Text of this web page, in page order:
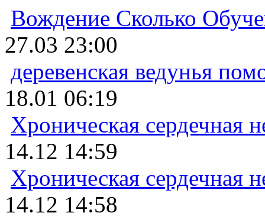
Вождение Сколько
27.03 23:00
деревенская ведунья
18.01 06:19
Хроническая сердечная
14.12 14:59
Хроническая сердечная
14.12 14:58